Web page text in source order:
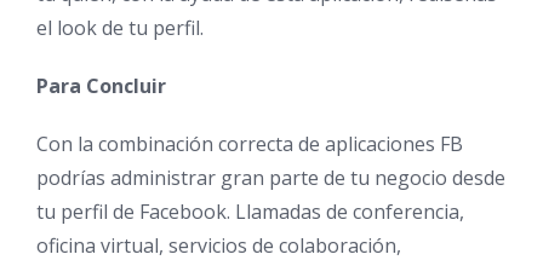
el look de tu perfil.
Para Concluir
Con la combinación correcta de aplicaciones FB
podrías administrar gran parte de tu negocio desde
tu perfil de Facebook. Llamadas de conferencia,
oficina virtual, servicios de colaboración,